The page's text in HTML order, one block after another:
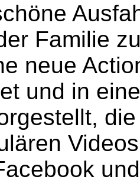
Familie
neue
und in